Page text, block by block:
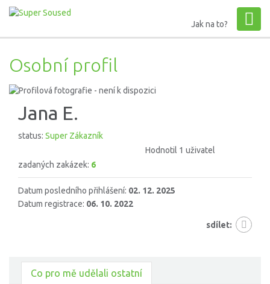
Jak na to?
Osobní profil
Jana E.
status: Super Zákazník
Hodnotil 1 uživatel
zadaných zakázek: 6
Datum posledního přihlášení: 02. 12. 2025
Datum registrace: 06. 10. 2022
sdílet:
Co pro mě udělali ostatní